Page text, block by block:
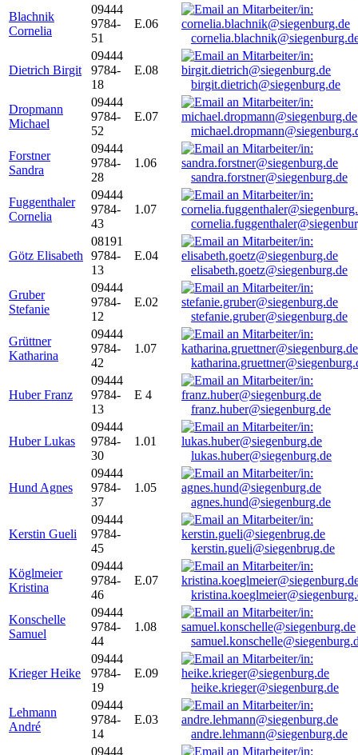
Blachnik
Cornelia
09444
9784-
51
E.06
Dietrich Birgit
09444
9784-
18
E.08
birgit.dietrich@siegenburg.de
Dropmann
Michael
09444
9784-
52
E.07
Forstner
Sandra
09444
9784-
28
1.06
sandra.forstner@siegenburg.de
Fuggenthaler
Cornelia
09444
9784-
43
1.07
Götz Elisabeth
08191
9784-
13
E.04
elisabeth.goetz@siegenburg.de
Gruber
Stefanie
09444
9784-
12
E.02
stefanie.gruber@siegenburg.de
Grüttner
Katharina
09444
9784-
42
1.07
Huber Franz
09444
9784-
13
E 4
franz.huber@siegenburg.de
Huber Lukas
09444
9784-
30
1.01
lukas.huber@siegenburg.de
Hund Agnes
09444
9784-
37
1.05
agnes.hund@siegenburg.de
Kerstin Gueli
09444
9784-
45
kerstin.gueli@siegenbrug.de
Köglmeier
Kristina
09444
9784-
46
E.07
Konschelle
Samuel
09444
9784-
44
1.08
Krieger Heike
09444
9784-
19
E.09
heike.krieger@siegenburg.de
Lehmann
André
09444
9784-
14
E.03
andre.lehmann@siegenburg.de
09444